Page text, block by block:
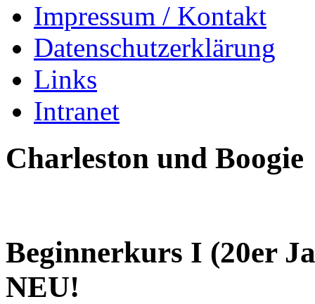
Impressum / Kontakt
Datenschutzerklärung
Links
Intranet
Charleston und Boogie
Beginnerkurs I (20er
NEU!